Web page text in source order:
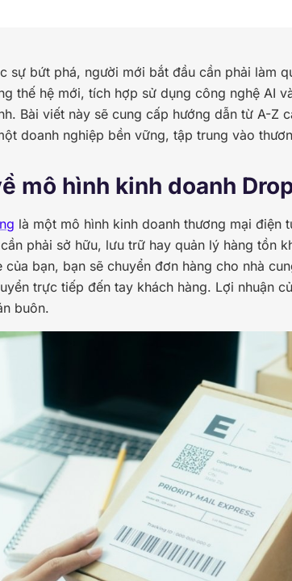
sự bứt phá, người mới bắt đầu cần phải làm
thế hệ mới, tích hợp sử dụng công nghệ AI
Bài viết này sẽ cung cấp hướng dẫn từ A-Z
doanh nghiệp bền vững, tập trung vào
mô hình kinh doanh
là một mô hình kinh doanh thương mại
phải sở hữu, lưu trữ hay quản lý hàng tồn
của bạn, bạn sẽ chuyển đơn hàng cho nhà
trực tiếp đến tay khách hàng. Lợi nhuận
buôn.